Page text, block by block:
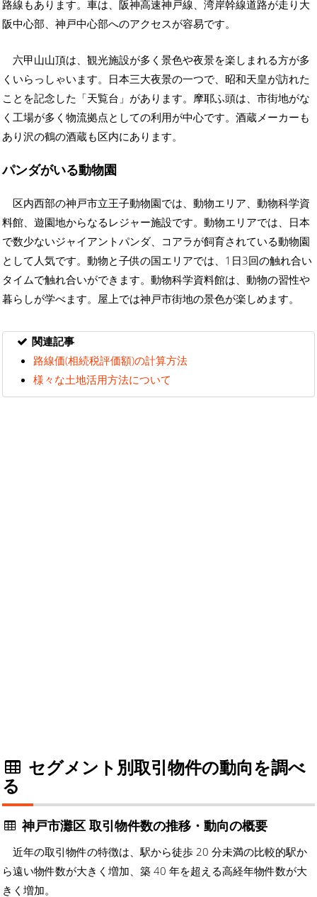
路線もあります。車は、阪神高速神戸線、湾岸幹線道路が走り大
阪中心部、神戸中心部へのアクセスが容易です。
六甲山山頂は、観光施設が多く景色や夜景を楽しまれる方が多
くいらっしゃいます。日本三大夜景の一つで、昭和天皇が訪れた
ことを記念した「天覧台」があります。摩耶ふ頭は、市街地がな
く工場が多く物流拠点としての利用が中心です。酒蔵メーカーも
あり沢の鶴の酒蔵も区内にあります。
パンダがいる動物園
区内西部の神戸市立王子動物園では、動物エリア、動物科学資
料館、遊園地からなるレジャー施設です。動物エリアでは、日本
で数少ないジャイアントパンダ、コアラが飼育されている動物園
として人気です。動物と子供の国エリアでは、1日3回の触れ合い
タイムで触れ合いができます。動物科学資料館は、動物の習性や
暮らしが学べます。屋上では神戸市街地の景色が楽しめます。
関連記事
路線価(相続税評価額)の計算方法
様々な土地活用方法について
セグメント別取引物件の動向を調べ
る
神戸市灘区 取引物件数の推移・動向の概要
近年の取引物件の特徴は、駅から徒歩 20 分未満の比較的駅か
ら遠い物件数が大きく増加、築 40 年を超える高経年物件数が大
きく増加。